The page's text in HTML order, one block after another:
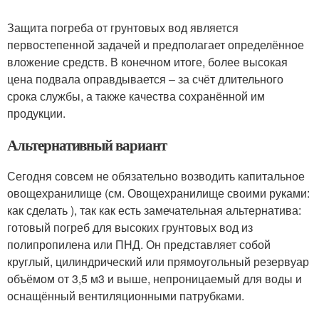
Защита погреба от грунтовых вод является
первостепенной задачей и предполагает определённое
вложение средств. В конечном итоге, более высокая
цена подвала оправдывается – за счёт длительного
срока службы, а также качества сохранённой им
продукции.
Альтернативный вариант
Сегодня совсем не обязательно возводить капитальное
овощехранилище (см. Овощехранилище своими руками:
как сделать ), так как есть замечательная альтернатива:
готовый погреб для высоких грунтовых вод из
полипропилена или ПНД. Он представляет собой
круглый, цилиндрический или прямоугольный резервуар
объёмом от 3,5 м3 и выше, непроницаемый для воды и
оснащённый вентиляционными патрубками.